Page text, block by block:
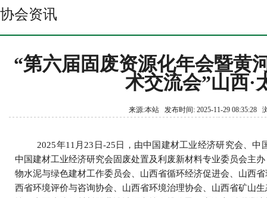
协会资讯
“第六届固废资源化年会暨黄
术交流会”山西·
来源:本站 发布时间: 2025-11-29 08:35:28
2025年11 月 23 日-25 日，由中国建材工业经济研究会、
中国建材工业经济研究会固废处置及利废新材料专业委员会主
物水泥与绿色建材工作委员会、山西省循环经济促进会、山西
西省环境评价与咨询协会、山西省环境治理协会、山西省矿山